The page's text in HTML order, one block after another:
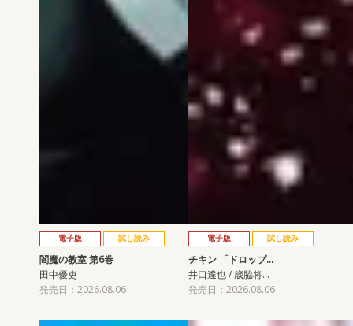
電子版 試し読み
閻魔の教室 第6巻
田中優吏
発売日：2026.08.06
電子版 試し読み
チキン 「ドロップ…
井口達也 / 歳脇将…
発売日：2026.08.06